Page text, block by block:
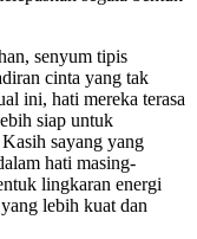
senyum tipis
cinta yang tak
ini, hati mereka terasa
siap untuk
sayang yang
hati masing-
lingkaran energi
lebih kuat dan